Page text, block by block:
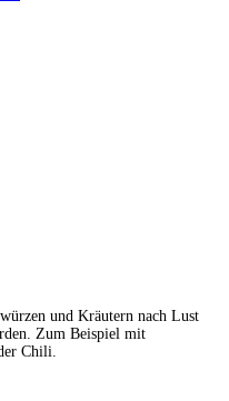
und Kräutern nach Lust
Zum Beispiel mit
Chili.